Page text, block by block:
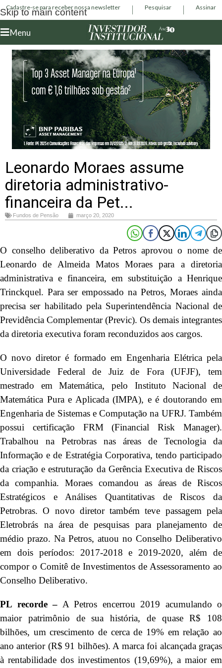
Skip to main content
Cadastre-se para receber nossa newsletter Pesquisar Assinar
Menu
Leonardo Moraes assume
diretoria administrativo-
financeira da Pet...
Fundos de Pensão março 20, 2020
O conselho deliberativo da Petros aprovou o nome de
Leonardo de Almeida Matos Moraes para a diretoria
administrativa e financeira, em substituição a Henrique
Trinckquel. Para ser empossado na Petros, Moraes ainda
precisa ser habilitado pela Superintendência Nacional de
Previdência Complementar (Previc). Os demais integrantes
da diretoria executiva foram reconduzidos aos cargos.
O novo diretor é formado em Engenharia Elétrica pela
Universidade Federal de Juiz de Fora (UFJF), tem
mestrado em Matemática, pelo Instituto Nacional de
Matemática Pura e Aplicada (IMPA), e é doutorando em
Engenharia de Sistemas e Computação na UFRJ. Também
possui certificação FRM (Financial Risk Manager).
Trabalhou na Petrobras nas áreas de Tecnologia da
Informação e de Estratégia Corporativa, tendo participado
da criação e estruturação da Gerência Executiva de Riscos
da companhia. Moraes comandou as áreas de Riscos
Estratégicos e Análises Quantitativas de Riscos da
Petrobras. O novo diretor também teve passagem pela
Eletrobrás na área de pesquisas para planejamento de
médio prazo. Na Petros, atuou no Conselho Deliberativo
em dois períodos: 2017-2018 e 2019-2020, além de
compor o Comitê de Investimentos de Assessoramento ao
Conselho Deliberativo.
PL recorde – A Petros encerrou 2019 acumulando o
maior patrimônio de sua história, de quase R$ 108
bilhões, um crescimento de cerca de 19% em relação ao
ano anterior (R$ 91 bilhões). A marca foi alcançada graças
à rentabilidade dos investimentos (19,69%), a maior em